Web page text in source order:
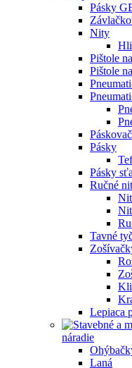
Pásky
Nity
Pištole
Pištole
Pásky
Pásky
Ručné
Tavné
Lepiaca
náradie
Laná